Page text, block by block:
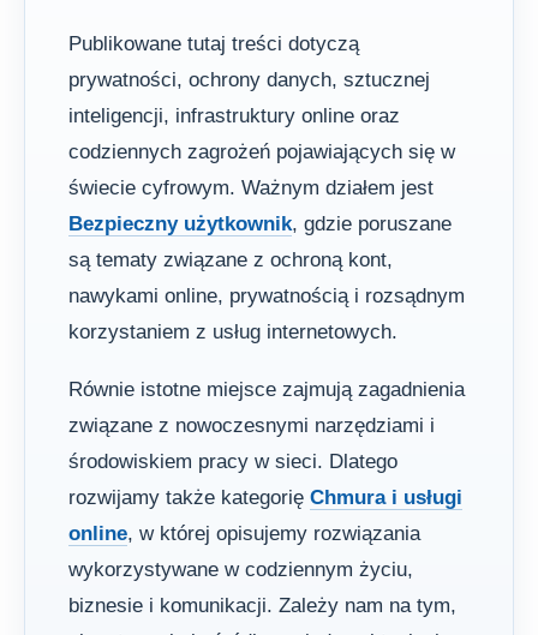
Publikowane tutaj treści dotyczą
prywatności, ochrony danych, sztucznej
inteligencji, infrastruktury online oraz
codziennych zagrożeń pojawiających się w
świecie cyfrowym. Ważnym działem jest
Bezpieczny użytkownik, gdzie poruszane
są tematy związane z ochroną kont,
nawykami online, prywatnością i rozsądnym
korzystaniem z usług internetowych.
Równie istotne miejsce zajmują zagadnienia
związane z nowoczesnymi narzędziami i
środowiskiem pracy w sieci. Dlatego
rozwijamy także kategorię Chmura i usługi
online, w której opisujemy rozwiązania
wykorzystywane w codziennym życiu,
biznesie i komunikacji. Zależy nam na tym,